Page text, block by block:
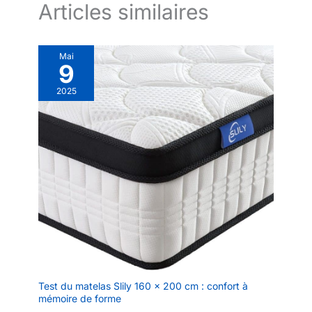
accessoire Ultra-Glider,
10 pastilles pour le
essentielles
Articles similaires
Mai
9
2025
Test du matelas Slily 160 x 200 cm : confort à
mémoire de forme